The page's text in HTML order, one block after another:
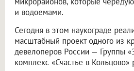
и водоемами.
Сегодня в этом наукограде
масштабный проект одного из
девелоперов России — Группы
комплекс «Счастье в Кольцово»